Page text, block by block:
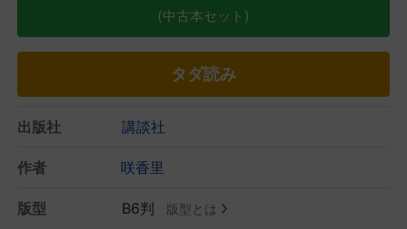
(中古本セット)
タダ読み
出版社 講談社
作者 咲香里
版型 B6判 版型とは